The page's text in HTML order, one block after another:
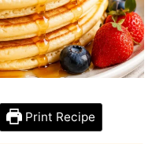
Print Recipe